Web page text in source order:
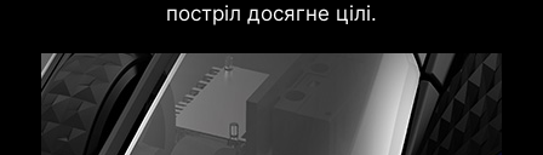
постріл досягне цілі.